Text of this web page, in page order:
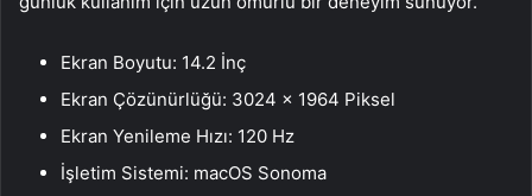
Ekran Boyutu: 14.2 İnç
Ekran Çözünürlüğü: 3024 x 1964 Piksel
Ekran Yenileme Hızı: 120 Hz
İşletim Sistemi: macOS Sonoma